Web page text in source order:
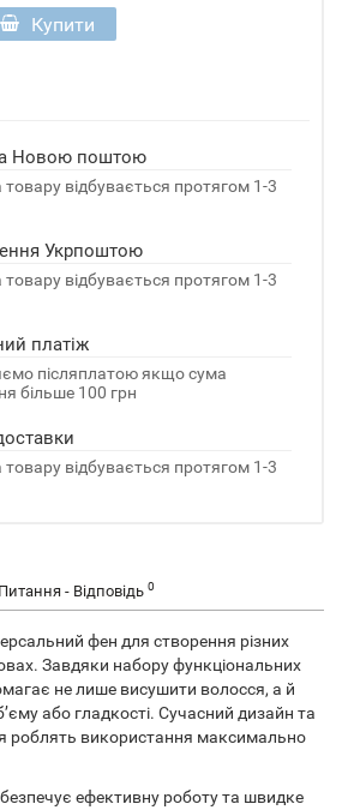
Купити
Новою поштою
товару відбувається протягом 1-3
Укрпоштою
товару відбувається протягом 1-3
платіж
післяплатою якщо сума
більше 100 грн
товару відбувається протягом 1-3
Питання - Відповідь 0
фен для створення різних
Завдяки набору функціональних
не лише висушити волосся, а й
або гладкості. Сучасний дизайн та
роблять використання максимально
ефективну роботу та швидке